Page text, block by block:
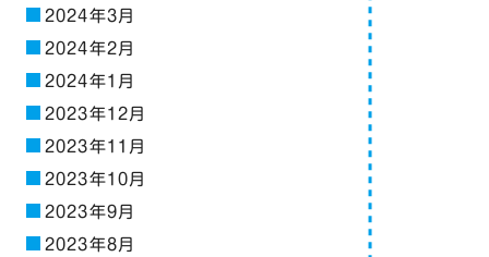
2024年3月
2024年2月
2024年1月
2023年12月
2023年11月
2023年10月
2023年9月
2023年8月